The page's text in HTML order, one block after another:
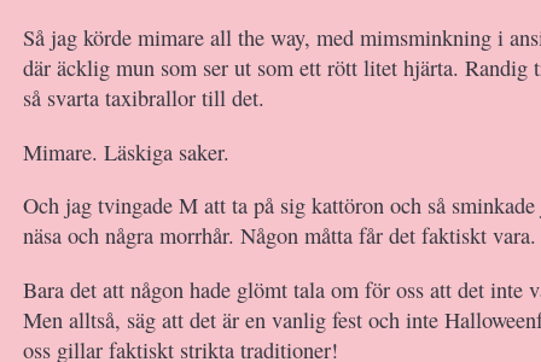
Så jag körde mimare all the way, med mimsminkning i
där äcklig mun som ser ut som ett rött litet hjärta. Randig
så svarta taxibrallor till det.
Mimare. Läskiga saker.
Och jag tvingade M att ta på sig kattöron och så sminkade
näsa och några morrhår. Någon måtta får det faktiskt vara.
Bara det att någon hade glömt tala om för oss att det inte
Men alltså, säg att det är en vanlig fest och inte
oss gillar faktiskt strikta traditioner!